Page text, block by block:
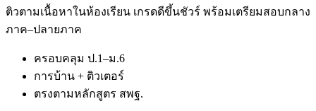
ติวตามเนื้อหาในห้องเรียน เกรดดีขึ้นชัวร์ พร้อมเตรียมสอบกลาง
ภาค–ปลายภาค
ครอบคลุม ป.1–ม.6
การบ้าน + ติวเตอร์
ตรงตามหลักสูตร สพฐ.